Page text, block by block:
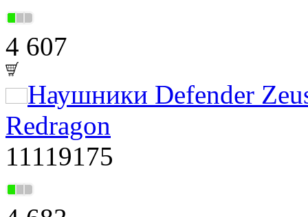
4 607
Наушники Defender
Redragon
11119175